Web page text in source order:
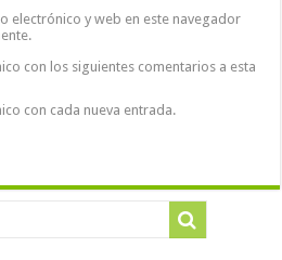
electrónico y web en este navegador
con los siguientes comentarios a esta
con cada nueva entrada.